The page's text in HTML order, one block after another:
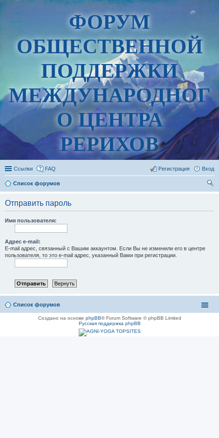
ФОРУМ
ОБЩЕСТВЕННОЙ
ПОДДЕРЖКИ
МЕЖДУНАРОДНОГ
О ЦЕНТРА
РЕРИХОВ
Ссылки FAQ Вход
Регистрация
Список форумов
Отправить пароль
Имя пользователя:
Адрес e-mail:
E-mail адрес, связанный с Вашим аккаунтом. Если Вы не изменили его в центре
пользователя, то это e-mail адрес, указанный Вами при регистрации.
Список форумов
Создано на основе phpBB® Forum Software © phpBB Limited
Русская поддержка phpBB